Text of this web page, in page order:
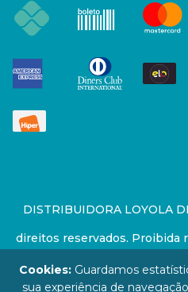
DISTRIBUIDORA LOYOLA
direitos reservados. Proibida
Preços e estoque sujeito a
Cookies: Guardamos
sua experiência de